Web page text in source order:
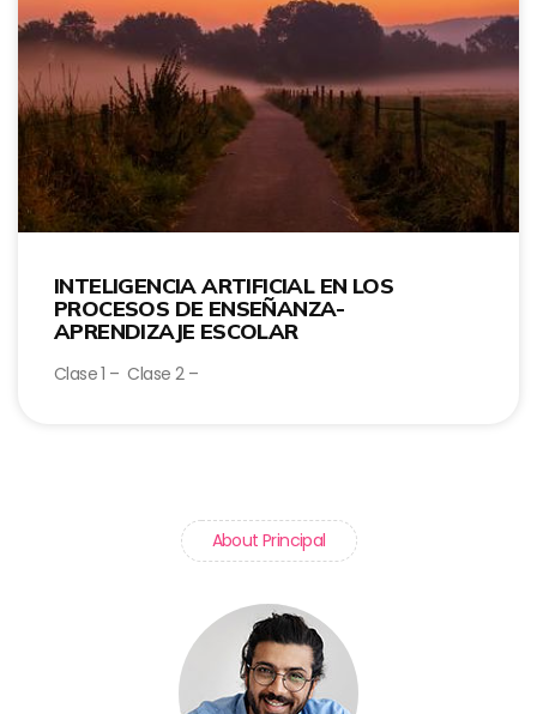
INTELIGENCIA ARTIFICIAL EN LOS
PROCESOS DE ENSEÑANZA-
APRENDIZAJE ESCOLAR
Clase 1 – Clase 2 –
About Principal